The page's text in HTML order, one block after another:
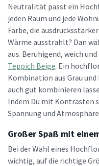
Neutralität passt ein
jeden Raum und jede
Farbe, die
Wärme ausstrahlt? Dan
aus. Beruhigend, weich
Teppich Beige. Ein
Kombination aus Grau und
auch gut kombinieren
Indem Du mit Kontrasten
Spannung und
Großer Spaß mit
Bei der Wahl eines
wichtig, auf die richtige